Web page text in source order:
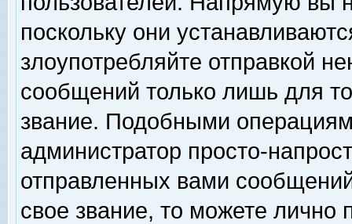
поскольку они
злоупотребляйте отправкой
сообщений только лишь для
звание. Подобными
администратор просто-
отправленных вами
свое звание, то можете лично